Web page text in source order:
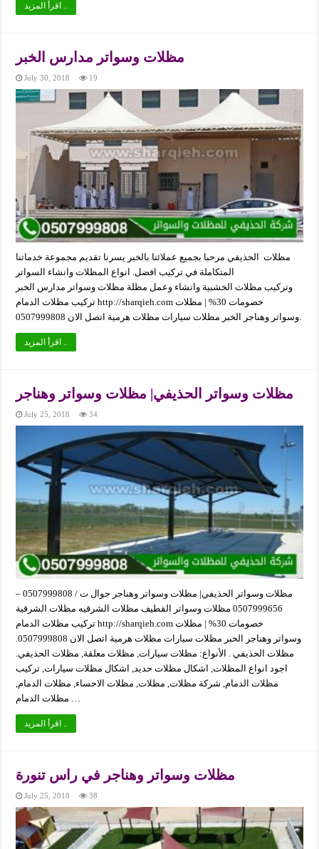
اقرأ المزيد ..
مظلات وسواتر مدارس الخبر
July 30, 2018 19
مظلات الحذيفي مرحبا بجميع عملائنا بالخبر يسرنا تقديم مجموعة خدماتنا
المتكاملة في تركيب افضل. انواع المظلات وانشاء السواتر
وتركيب مظلات الخشبية وانشاء وعمل مظلة مظلات وسواتر مدارس الخبر
تركيب مظلات الدمام http://sharqieh.com خصومات 30% | مظلات
اقرأ المزيد ..
مظلات وسواتر الحذيفي| مظلات وسواتر وهناجر‏
July 25, 2018 34
مظلات وسواتر الحذيفي| مظلات وسواتر وهناجر‏ جوال ت / 0507999808 –
0507999656 مظلات وسواتر القطيف مظلات الشرقيه مظلات الشرقية
تركيب مظلات الدمام http://sharqieh.com خصومات 30% | مظلات
وسواتر وهناجر الخبر مظلات سيارات مظلات هرمية اتصل الان 0507999808.
مظلات الحذيفي . الأنواع: مظلات سيارات, مظلات معلقة, مظلات الحذيفي.
اجود انواع المظلات, اشكال مظلات حديد, اشكال مظلات سيارات, تركيب
مظلات الدمام, شركة مظلات, مظلات, مظلات الاحساء, مظلات الدمام,
مظلات وسواتر وهناجر في راس تنورة
July 25, 2018 38